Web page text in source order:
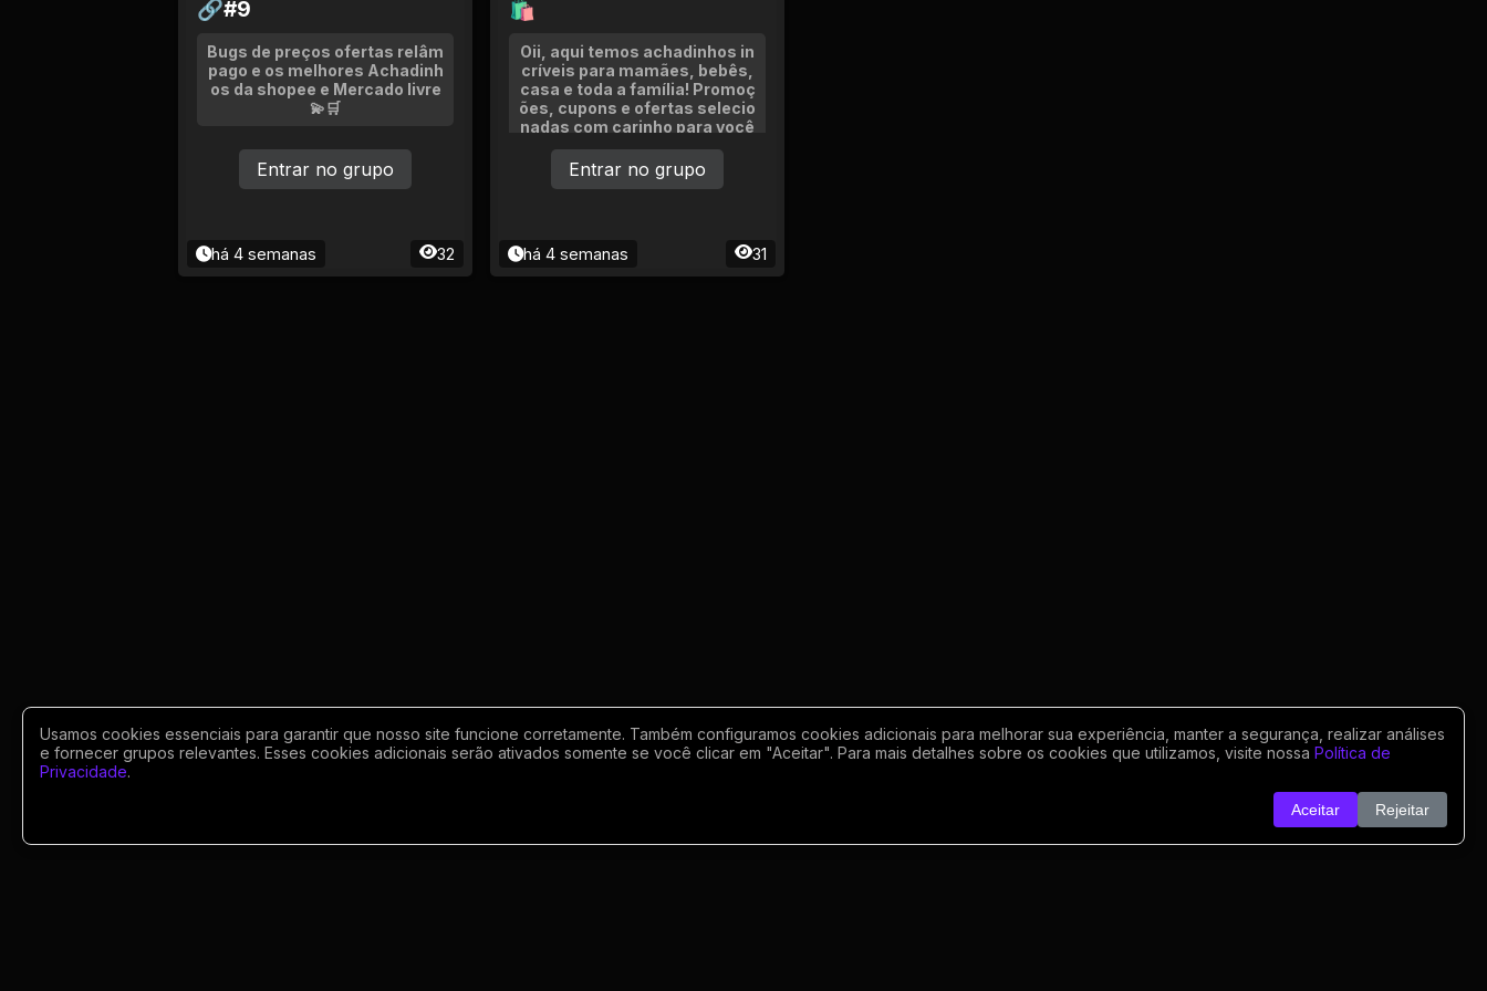
🔗#9
Bugs de preços ofertas relâm
pago e os melhores Achadinh
os da shopee e Mercado livre
💫🛒
há 4 semanas 32
Entrar no grupo
🛍
Oii, aqui temos achadinhos in
críveis para mamães, bebês,
casa e toda a família! Promoç
ões, cupons e ofertas selecio
nadas com carinho para você
economizar todos os dias. 💖
há 4 semanas 31
Entrar no grupo
Usamos cookies essenciais para garantir que nosso site funcione corretamente. Também configuramos cookies adicionais para melhorar sua experiência, manter a segurança, realizar análises
e fornecer grupos relevantes. Esses cookies adicionais serão ativados somente se você clicar em "Aceitar". Para mais detalhes sobre os cookies que utilizamos, visite nossa Política de
Privacidade.
Aceitar Rejeitar